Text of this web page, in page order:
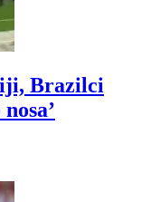
Brazilci